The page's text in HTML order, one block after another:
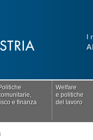
e finanza
Welfare
e politiche
del lavoro